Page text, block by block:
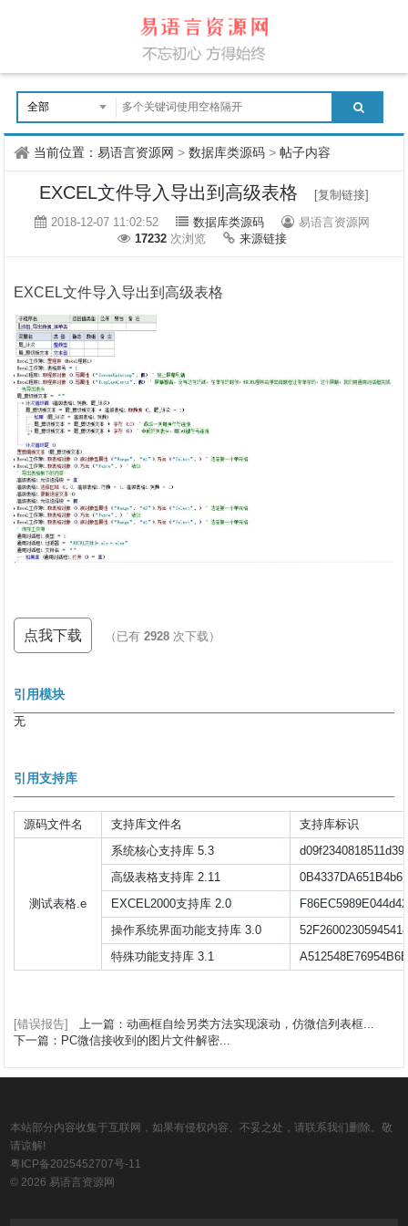
当前位置：易语言资源网 >数据库类源码 >帖子内容
EXCEL文件导入导出到高级表格
[复制链接]
2018-12-07 11:02:52
数据库类源码
易语言资源网
17232 次浏览 来源链接
EXCEL文件导入导出到高级表格
点我下载 （已有2928 次下载）
引用模块
无
引用支持库
源码文件名 支持库文件名 支持库标识
测试表格.e
系统核心支持库 5.3
高级表格支持库 2.11
EXCEL2000支持库 2.0
操作系统界面功能支持库 3.0
特殊功能支持库 3.1
[错误报告]
上一篇：动画框自绘另类方法实现滚动，仿微信列表框...
下一篇：PC微信接收到的图片文件解密...
本站部分内容收集于互联网，如果有侵权内容、不妥之处，请联系我们删除。敬
请谅解!
粤ICP备2025452707号-11
© 2026 易语言资源网